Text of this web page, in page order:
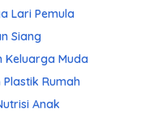
Lari Pemula
Siang
Keluarga Muda
Rumah
Anak